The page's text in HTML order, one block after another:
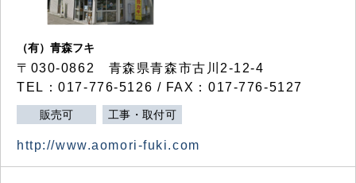
（有）青森フキ
〒030-0862 青森県青森市古川2-12-4
TEL：017-776-5126 / FAX：017-776-5127
販売可 工事・取付可
http://www.aomori-fuki.com